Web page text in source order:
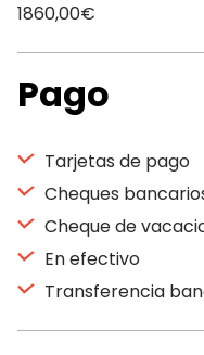
1860,00€
Pago
Tarjetas de pago
Cheques
Cheque de
En efectivo
Transferencia